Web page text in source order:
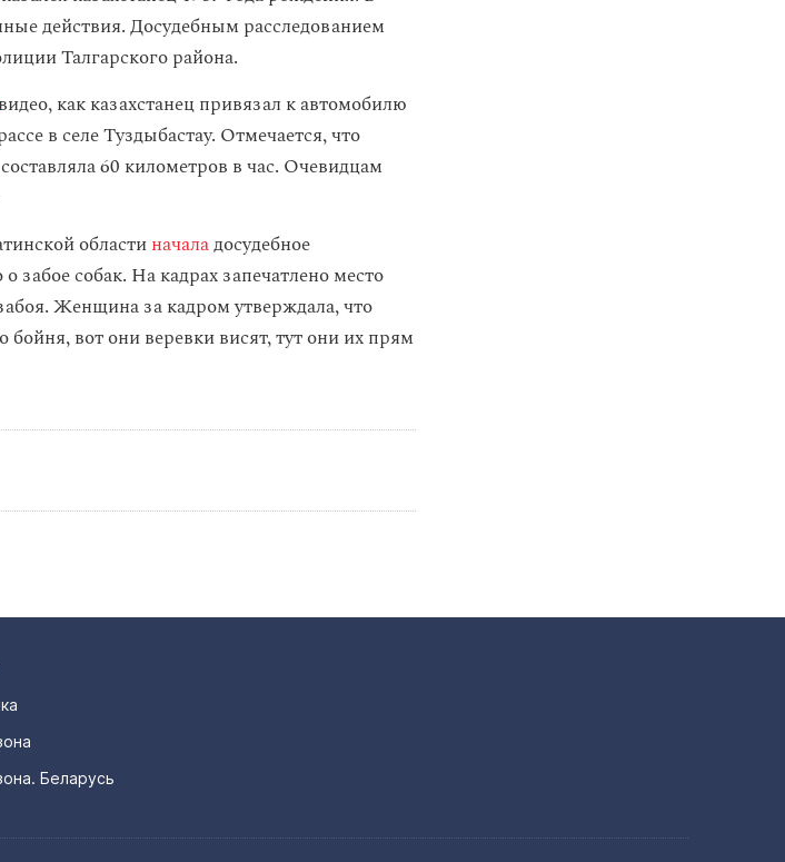
действия. Досудебным расследованием
Талгарского района.
видео, как казахстанец привязал к автомобилю
в селе Туздыбастау. Отмечается, что
60 километров в час. Очевидцам
областиначаладосудебное
забое собак. На кадрах запечатлено место
Женщина за кадром утверждала, что
вот они веревки висят, тут они их прям
Беларусь